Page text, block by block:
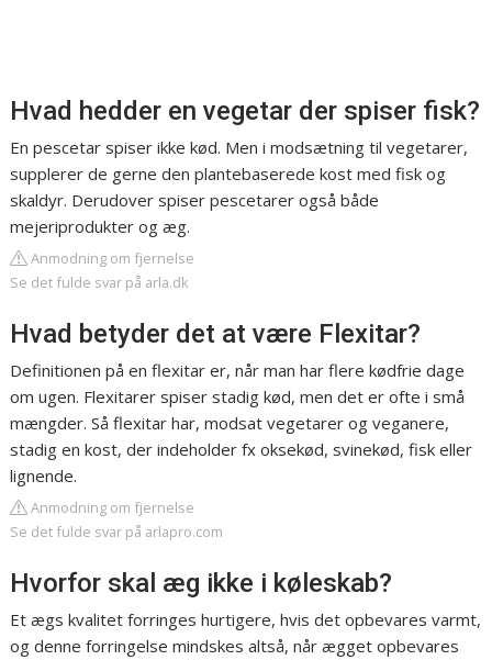
Hvad hedder en vegetar der spiser fisk?
En pescetar spiser ikke kød. Men i modsætning til vegetarer,
supplerer de gerne den plantebaserede kost med fisk og
skaldyr. Derudover spiser pescetarer også både
mejeriprodukter og æg.
Anmodning om fjernelse
Se det fulde svar på arla.dk
Hvad betyder det at være Flexitar?
Definitionen på en flexitar er, når man har flere kødfrie dage
om ugen. Flexitarer spiser stadig kød, men det er ofte i små
mængder. Så flexitar har, modsat vegetarer og veganere,
stadig en kost, der indeholder fx oksekød, svinekød, fisk eller
lignende.
Anmodning om fjernelse
Se det fulde svar på arlapro.com
Hvorfor skal æg ikke i køleskab?
Et ægs kvalitet forringes hurtigere, hvis det opbevares varmt,
og denne forringelse mindskes altså, når ægget opbevares